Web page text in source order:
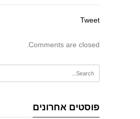
Tweet
Comments are closed.
פוסטים אחרונים